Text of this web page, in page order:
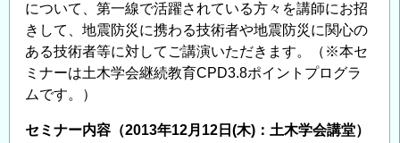
について、第一線で活躍されている方々を講師にお招
きして、地震防災に携わる技術者や地震防災に関心の
ある技術者等に対してご講演いただきます。（※本セ
ミナーは土木学会継続教育CPD3.8ポイントプログラ
ムです。）
セミナー内容（2013年12月12日(木)：土木学会講堂）